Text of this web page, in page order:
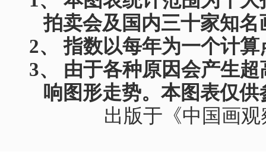
拍卖会及国内三十家知
2、
指数以每年为一个计算
3、
由于各种原因会产生
响图形走势。本图表仅供
出版于《中国画观